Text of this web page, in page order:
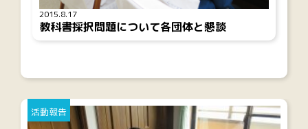
2015.8.17
教科書採択問題について各団体と懇談
活動報告